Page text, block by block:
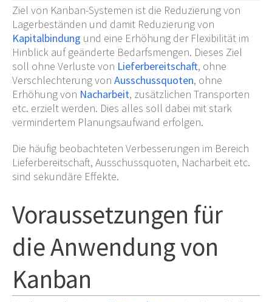
Ziel von Kanban-Systemen ist die Reduzierung von
Lagerbeständen und damit Reduzierung von
Kapitalbindung und eine Erhöhung der Flexibilität im
Hinblick auf geänderte Bedarfsmengen. Dieses Ziel
soll ohne Verluste von Lieferbereitschaft, ohne
Verschlechterung von Ausschussquoten, ohne
Erhöhung von Nacharbeit, zusätzlichen Transporten
etc. erzielt werden. Dies alles soll dabei mit stark
vermindertem Planungsaufwand erfolgen.
Die häufig beobachteten Verbesserungen im Bereich
Lieferbereitschaft, Ausschussquoten, Nacharbeit etc.
sind sekundäre Effekte.
Voraussetzungen für
die Anwendung von
Kanban